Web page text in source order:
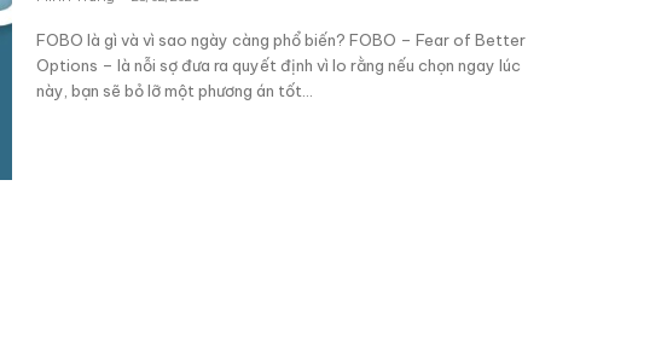
FOBO là gì và vì sao ngày càng phổ biến? FOBO – Fear of Better
Options – là nỗi sợ đưa ra quyết định vì lo rằng nếu chọn ngay lúc
này, bạn sẽ bỏ lỡ một phương án tốt...